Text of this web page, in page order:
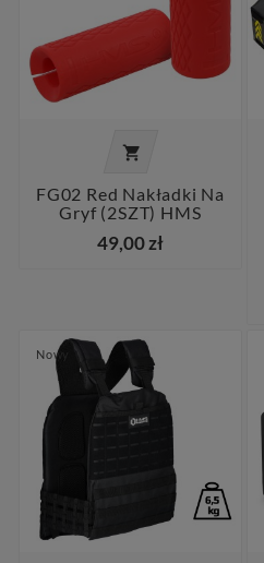

FG02 Red Nakładki Na
Gryf (2SZT) HMS
49,00 zł
Nowy